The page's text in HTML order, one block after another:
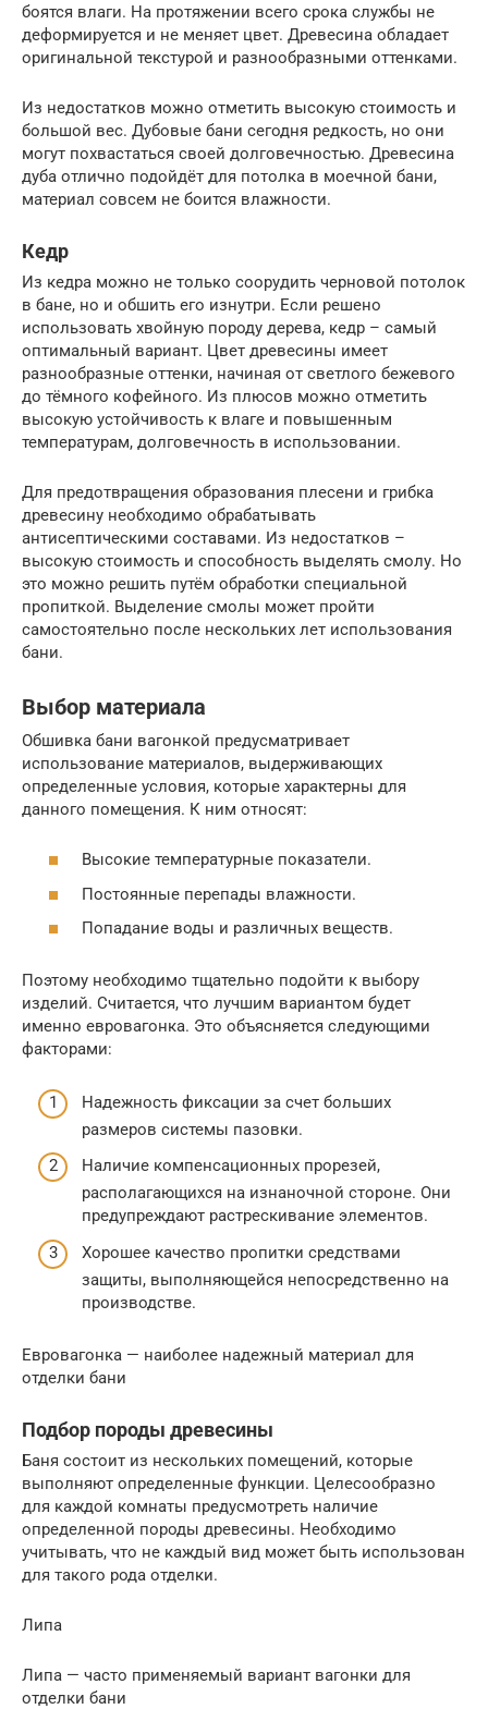
боятся влаги. На протяжении всего срока службы не
деформируется и не меняет цвет. Древесина обладает
оригинальной текстурой и разнообразными оттенками.
Из недостатков можно отметить высокую стоимость и
большой вес. Дубовые бани сегодня редкость, но они
могут похвастаться своей долговечностью. Древесина
дуба отлично подойдёт для потолка в моечной бани,
материал совсем не боится влажности.
Кедр
Из кедра можно не только соорудить черновой потолок
в бане, но и обшить его изнутри. Если решено
использовать хвойную породу дерева, кедр – самый
оптимальный вариант. Цвет древесины имеет
разнообразные оттенки, начиная от светлого бежевого
до тёмного кофейного. Из плюсов можно отметить
высокую устойчивость к влаге и повышенным
температурам, долговечность в использовании.
Для предотвращения образования плесени и грибка
древесину необходимо обрабатывать
антисептическими составами. Из недостатков –
высокую стоимость и способность выделять смолу. Но
это можно решить путём обработки специальной
пропиткой. Выделение смолы может пройти
самостоятельно после нескольких лет использования
бани.
Выбор материала
Обшивка бани вагонкой предусматривает
использование материалов, выдерживающих
определенные условия, которые характерны для
данного помещения. К ним относят:
Высокие температурные показатели.
Постоянные перепады влажности.
Попадание воды и различных веществ.
Поэтому необходимо тщательно подойти к выбору
изделий. Считается, что лучшим вариантом будет
именно евровагонка. Это объясняется следующими
факторами:
Надежность фиксации за счет больших
размеров системы пазовки.
Наличие компенсационных прорезей,
располагающихся на изнаночной стороне. Они
предупреждают растрескивание элементов.
Хорошее качество пропитки средствами
защиты, выполняющейся непосредственно на
производстве.
Евровагонка — наиболее надежный материал для
отделки бани
Подбор породы древесины
Баня состоит из нескольких помещений, которые
выполняют определенные функции. Целесообразно
для каждой комнаты предусмотреть наличие
определенной породы древесины. Необходимо
учитывать, что не каждый вид может быть использован
для такого рода отделки.
Липа
Липа — часто применяемый вариант вагонки для
отделки бани